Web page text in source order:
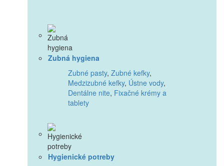
Zubná hygiena
Zubné pasty, Zubné kefky,
Medzizubné kefky, Ústne vody,
Dentálne nite, Fixačné krémy a
tablety
Hygienické potreby